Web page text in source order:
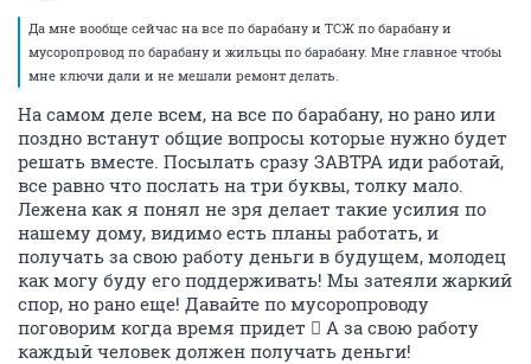
Да мне вообще сейчас на все по барабану и ТСЖ по барабану и
мусоропровод по барабану и жильцы по барабану. Мне главное чтобы
мне ключи дали и не мешали ремонт делать.
На самом деле всем, на все по барабану, но рано или
поздно встанут общие вопросы которые нужно будет
решать вместе. Посылать сразу ЗАВТРА иди работай,
все равно что послать на три буквы, толку мало.
Лежена как я понял не зря делает такие усилия по
нашему дому, видимо есть планы работать, и
получать за свою работу деньги в будущем, молодец
как могу буду его поддерживать! Мы затеяли жаркий
спор, но рано еще! Давайте по мусоропроводу
поговорим когда время придет  А за свою работу
каждый человек должен получать деньги!